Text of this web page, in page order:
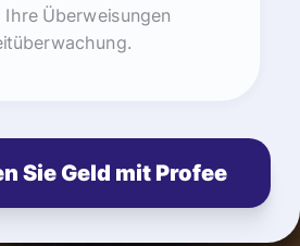
Überweisungen
Sie Geld mit Profee